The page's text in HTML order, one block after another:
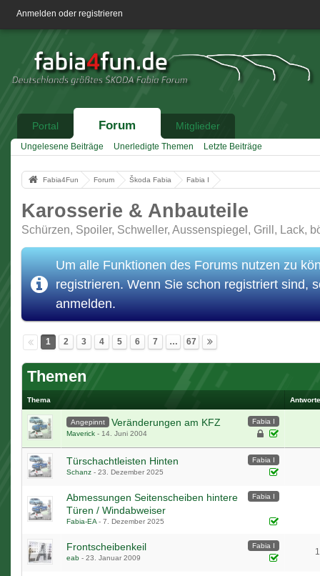
Anmelden oder registrieren
Portal Forum Mitglieder
Ungelesene Beiträge Unerledigte Themen Letzte Beiträge
Fabia4Fun Forum Škoda Fabia Fabia I
Karosserie & Anbauteile
Schürzen, Spoiler, Schweller, Aussenspiegel, Grill, Lack,
Um alle Funktionen des Forums nutzen zu
registrieren. Wenn Sie schon registriert sind,
anmelden.
1 2 3 4 5 6 7 … 67
Themen
Thema
Fabia I
Angepinnt Veränderungen am KFZ
Maverick - 14. Juni 2004
Fabia I
Türschachtleisten Hinten
Schanz - 23. Dezember 2025
Fabia I
Abmessungen Seitenscheiben hintere
Türen / Windabweiser
Fabia-EA - 7. Dezember 2025
Fabia I
Frontscheibenkeil
eab - 23. Januar 2009